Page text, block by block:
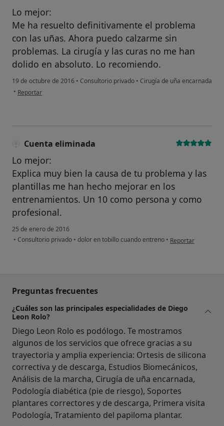
Lo mejor:
Me ha resuelto definitivamente el problema
con las uñas. Ahora puedo calzarme sin
problemas. La cirugía y las curas no me han
dolido en absoluto. Lo recomiendo.
19 de octubre de 2016 • Consultorio privado • Cirugía de uña encarnada
• en opinión del usuario usuario
Reportar
Cuenta eliminada
Lo mejor:
Explica muy bien la causa de tu problema y las
plantillas me han hecho mejorar en los
entrenamientos. Un 10 como persona y como
profesional.
25 de enero de 2016
• Consultorio privado • dolor en tobillo cuando entreno • en opinión del
Reportar
Preguntas frecuentes
¿Cuáles son las principales especialidades de Diego
Leon Rolo?
Diego Leon Rolo es podólogo. Te mostramos
algunos de los servicios que ofrece gracias a su
trayectoria y amplia experiencia: Ortesis de silicona
correctiva y de descarga, Estudios Biomecánicos,
Análisis de la marcha, Cirugía de uña encarnada,
Podología diabética (pie de riesgo), Soportes
plantares correctores y de descarga, Primera visita
Podología, Tratamiento del papiloma plantar.